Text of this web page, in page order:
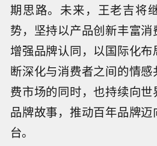
期思路。未来，王老吉将
势，坚持以产品创新丰富
增强品牌认同，以国际化
断深化与消费者之间的情
费市场的同时，也持续向
品牌故事，推动百年品牌
台。